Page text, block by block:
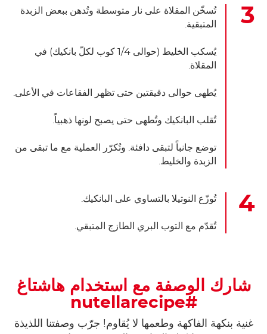
تُسخّن المقلاة على نار متوسطة وتُدهن ببعض الزبدة
المتبقية.
يُسكب الخليط (حوالى 1/4 كوب لكلّ بانكيك) في
المقلاة.
يُطهى حوالى دقيقتين حتى تظهر الفقاعات في الأعلى.
تُقلب البانكيك وتُطهى حتى يصبح لونها ذهبياً.
توضع جانباً لتبقى دافئة. وتُكرّر العملية مع ما تبقى من
الزبدة والخليط.
تُوزّع النوتيلا بالتساوي على البانكيك.
تُقدّم مع التوب البري الطازج المتبقي.
شارك الوصفة مع استخدام هاشتاغ
#nutellarecipe
غنية بنكهة الفاكهة وطعمها لا يُقاوم! جرّب وصفتنا اللذيذة